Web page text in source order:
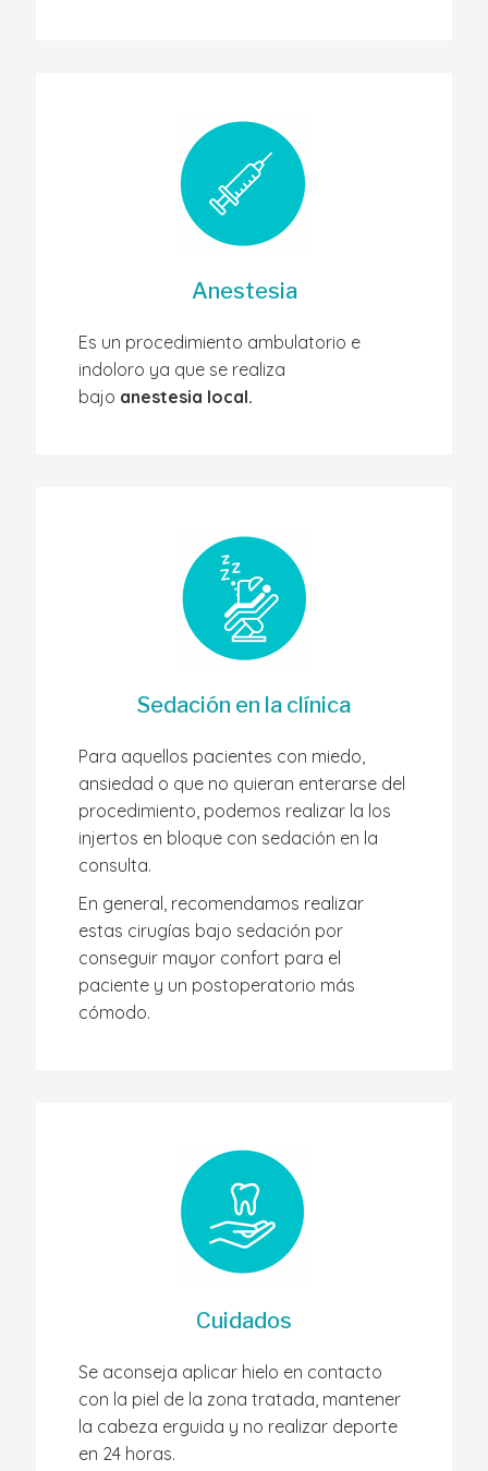
Anestesia
Es un procedimiento ambulatorio e
indoloro ya que se realiza
bajo anestesia local.
Sedación en la clínica
Para aquellos pacientes con miedo,
ansiedad o que no quieran enterarse del
procedimiento, podemos realizar la los
injertos en bloque con sedación en la
consulta.
En general, recomendamos realizar
estas cirugías bajo sedación por
conseguir mayor confort para el
paciente y un postoperatorio más
cómodo.
Cuidados
Se aconseja aplicar hielo en contacto
con la piel de la zona tratada, mantener
la cabeza erguida y no realizar deporte
en 24 horas.